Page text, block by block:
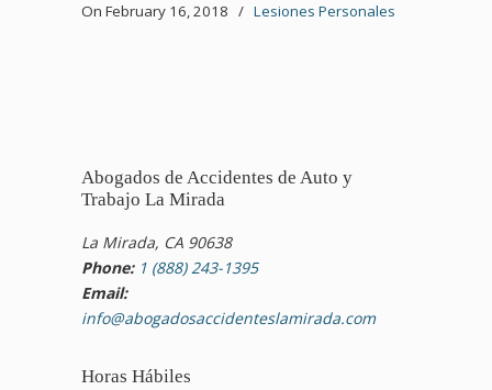
On February 16, 2018 / Lesiones Personales
Abogados de Accidentes de Auto y
Trabajo La Mirada
La Mirada, CA 90638
Phone: 1 (888) 243-1395
Email:
info@abogadosaccidenteslamirada.com
Horas Hábiles